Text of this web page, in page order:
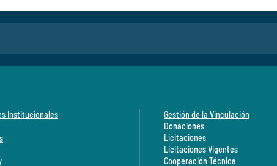
Institucionales
Gestión de la Vinculación
Donaciones
Licitaciones
Licitaciones Vigentes
Cooperación Técnica